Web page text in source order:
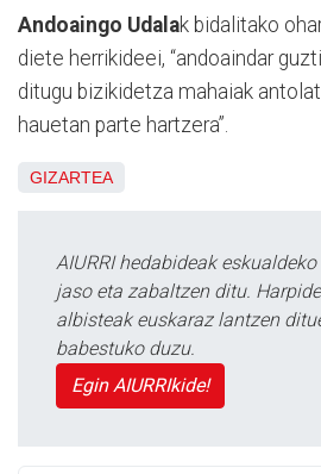
Andoaingo Udalak bidalitako
diete herrikideei, “andoaindar
ditugu bizikidetza mahaiak
hauetan parte hartzera”.
GIZARTEA
AIURRI hedabideak
jaso eta zabaltzen ditu.
albisteak euskaraz lantzen
babestuko duzu.
Egin AIURRIkide!